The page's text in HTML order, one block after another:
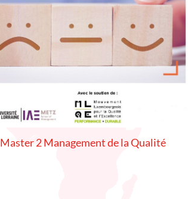
Master 2 Management de la Qualité